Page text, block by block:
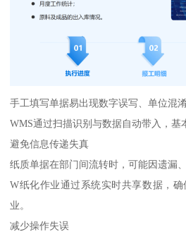
手工填写单据易出现数字误写、单位混
WMS通过扫描识别与数据自动带入，基
避免信息传递失真
纸质单据在部门间流转时，可能因遗漏
W纸化作业通过系统实时共享数据，
业。
减少操作失误